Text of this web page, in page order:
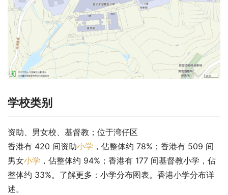
学校类别
资助、男女校、基督教；位于湾仔区
香港有 420 间资助小学 ，佔整体约 78%；香港有 509 间
男女小学 ，佔整体约 94%；香港有 177 间基督教小学，佔
整体约 33%。了解更多：小学分布图表。香港小学分布详
述。